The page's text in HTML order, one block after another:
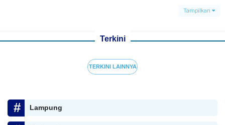
Tampilkan
Terkini
TERKINI LAINNYA
Lampung